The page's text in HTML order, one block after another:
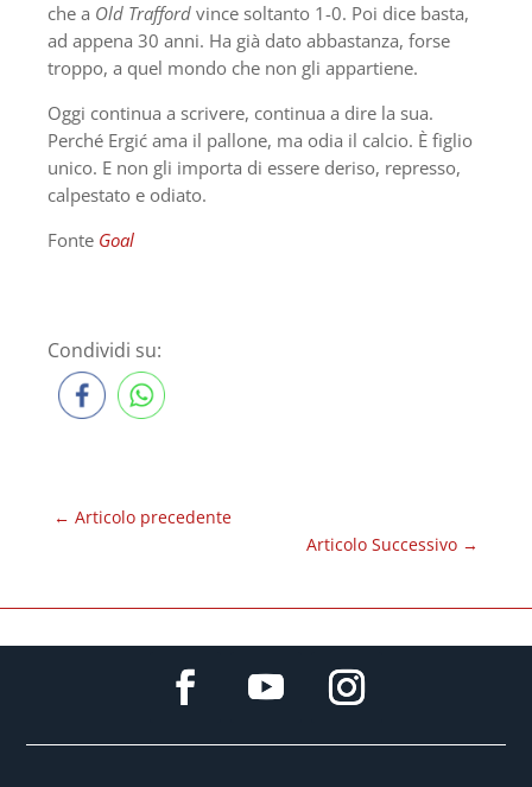
che a Old Trafford vince soltanto 1-0. Poi dice basta,
ad appena 30 anni. Ha già dato abbastanza, forse
troppo, a quel mondo che non gli appartiene.
Oggi continua a scrivere, continua a dire la sua.
Perché Ergić ama il pallone, ma odia il calcio. È figlio
unico. E non gli importa di essere deriso, represso,
calpestato e odiato.
Fonte Goal
Condividi su:
← Articolo precedente
Articolo Successivo →